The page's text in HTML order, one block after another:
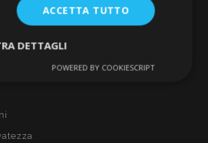
o vuoi diventare nostro
ACCETTA TUTTO
DETTAGLI
Performance
POWERED BY COOKIESCRIPT